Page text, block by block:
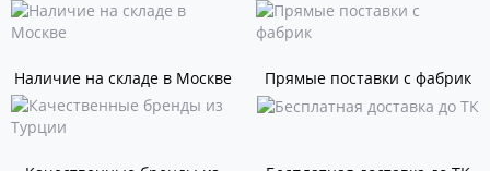
Наличие на складе в Москве Прямые поставки с фабрик